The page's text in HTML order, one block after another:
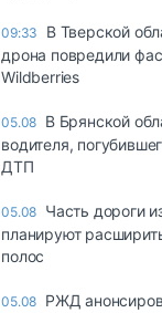
09:33
В Тверской
дрона повредили
Wildberries
05.08 В Брянской
водителя,
ДТП
05.08 Часть дороги
планируют
полос
05.08 РЖД